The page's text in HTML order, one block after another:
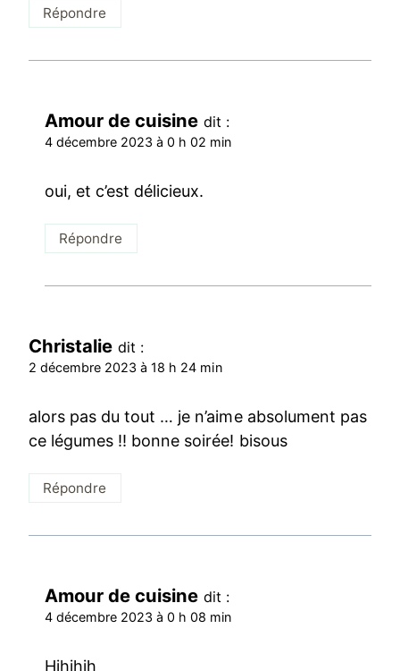
Répondre
Amour de cuisine dit :
4 décembre 2023 à 0 h 02 min
oui, et c’est délicieux.
Répondre
Christalie dit :
2 décembre 2023 à 18 h 24 min
alors pas du tout … je n’aime absolument pas
ce légumes !! bonne soirée! bisous
Répondre
Amour de cuisine dit :
4 décembre 2023 à 0 h 08 min
Hihihih